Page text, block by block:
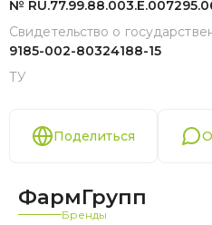
№
Свидетельство о
9185-002-80324188-15
ТУ
Поделиться
ФармГрупп
Бренды